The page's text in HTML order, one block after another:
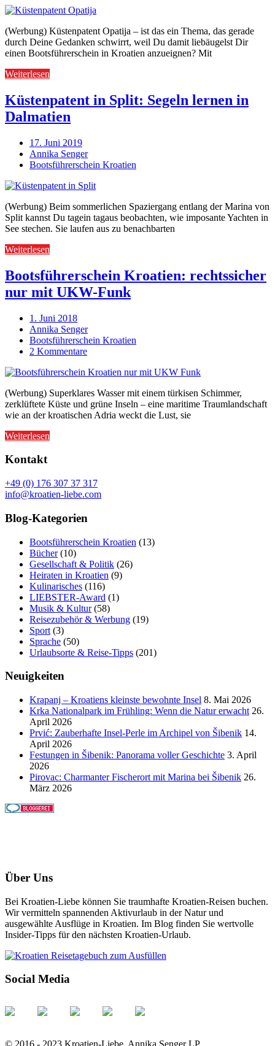
(Werbung) Küstenpatent Opatija – ist das ein Thema, das gerade
durch Deine Gedanken schwirrt, weil Du damit liebäugelst Dir
einen Bootsführerschein in Kroatien anzueignen? Mit
Weiterlesen
Küstenpatent in Split: Segeln lernen in
Dalmatien
17. Juni 2019
Annika Senger
Bootsführerschein Kroatien
(Werbung) Beim sommerlichen Spaziergang entlang der Marina von
Split kannst Du tagein tagaus beobachten, wie imposante Yachten in
See stechen. Sie laufen aus zu benachbarten
Weiterlesen
Bootsführerschein Kroatien: rechtssicher
nur mit UKW-Funk
1. Juni 2018
Annika Senger
Bootsführerschein Kroatien
2 Kommentare
(Werbung) Superklares Wasser mit einem türkisen Schimmer,
zerklüftete Küste und grüne Inseln – eine maritime Traumlandschaft
wie an der kroatischen Adria weckt die Lust, sie
Weiterlesen
Kontakt
+49 (0) 176 307 37 317
info@kroatien-liebe.com
Blog-Kategorien
Bootsführerschein Kroatien (13)
Bücher(10)
Gesellschaft & Politik (26)
Heiraten in Kroatien (9)
Kulinarisches (116)
LIEBSTER-Award (1)
Musik & Kultur(58)
Reisezubehör & Werbung (19)
Sport (3)
Sprache (50)
Urlaubsorte & Reise-Tipps (201)
Neuigkeiten
Krapanj – Kroatiens kleinste bewohnte Insel 8. Mai 2026
Krka Nationalpark im Frühling: Wenn die Natur erwacht 26.
April 2026
Prvić: Zauberhafte Insel-Perle im Archipel von Šibenik 14.
April 2026
Festungen in Šibenik: Panorama voller Geschichte 3. April
2026
Pirovac: Charmanter Fischerort mit Marina bei Šibenik 26.
März 2026
Über Uns
Bei Kroatien-Liebe können Sie traumhafte Kroatien-Reisen buchen.
Wir vermitteln spannenden Aktivurlaub in der Natur und
ausgewählte Ausflüge in Kroatien. Im Blog finden Sie wertvolle
Insider-Tipps für den nächsten Kroatien-Urlaub.
Social Media
© 2016 - 2023 Kroatien-Liebe, Annika Senger LP